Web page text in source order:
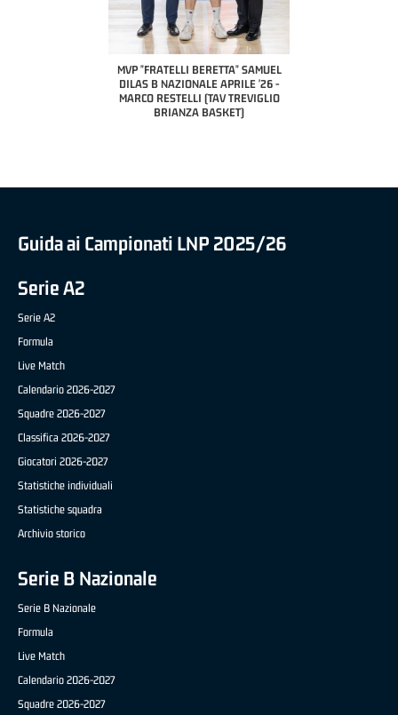
MVP "FRATELLI BERETTA" SAMUEL
DILAS B NAZIONALE APRILE '26 -
MARCO RESTELLI (TAV TREVIGLIO
BRIANZA BASKET)
Guida ai Campionati LNP 2025/26
Serie A2
Serie A2
Formula
Live Match
Calendario 2026-2027
Squadre 2026-2027
Classifica 2026-2027
Giocatori 2026-2027
Statistiche individuali
Statistiche squadra
Archivio storico
Serie B Nazionale
Serie B Nazionale
Formula
Live Match
Calendario 2026-2027
Squadre 2026-2027